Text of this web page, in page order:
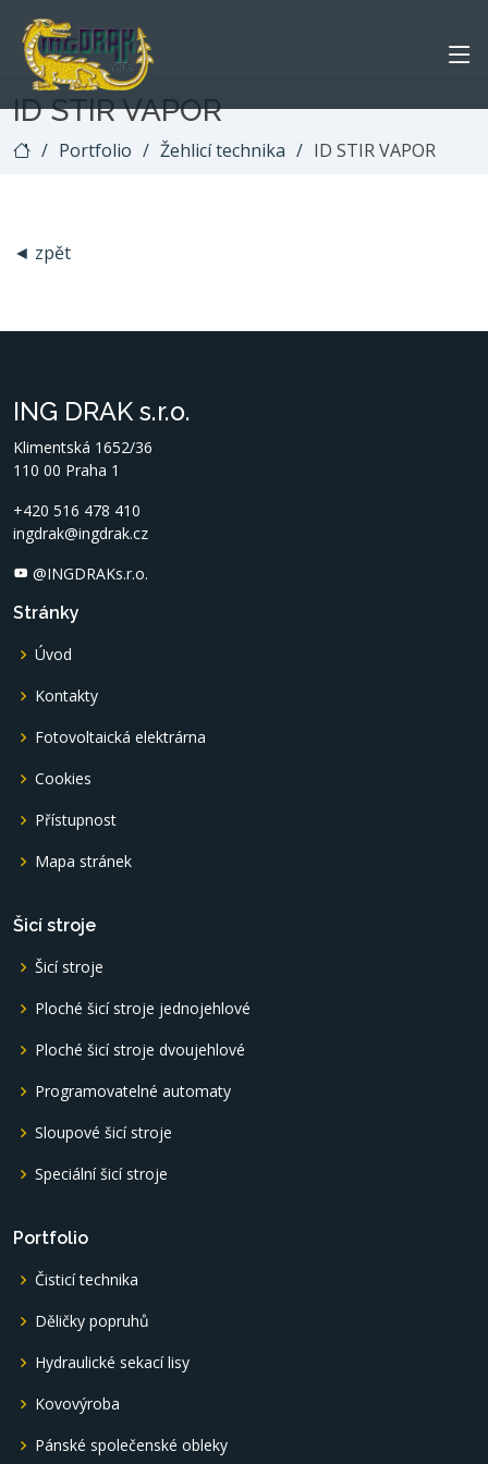
ID STIR VAPOR
Portfolio Žehlicí technika ID STIR VAPOR
◄ zpět
ING DRAK s.r.o.
Klimentská 1652/36
110 00 Praha 1
+420 516 478 410
ingdrak@ingdrak.cz
@INGDRAKs.r.o.
Stránky
Úvod
Kontakty
Fotovoltaická elektrárna
Cookies
Přístupnost
Mapa stránek
Šicí stroje
Šicí stroje
Ploché šicí stroje jednojehlové
Ploché šicí stroje dvoujehlové
Programovatelné automaty
Sloupové šicí stroje
Speciální šicí stroje
Portfolio
Čisticí technika
Děličky popruhů
Hydraulické sekací lisy
Kovovýroba
Pánské společenské obleky